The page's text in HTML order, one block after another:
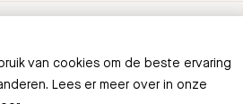
van cookies om de beste ervaring
Lees er meer over in onze
App